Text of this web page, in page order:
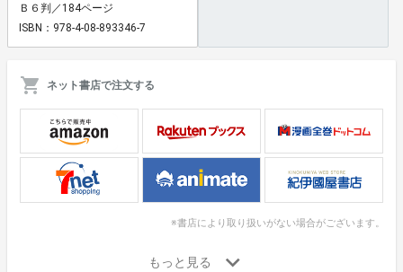
Ｂ６判／184ページ
ISBN：978-4-08-893346-7
ネット書店で注文する
※書店により取り扱いがない場合がございます。